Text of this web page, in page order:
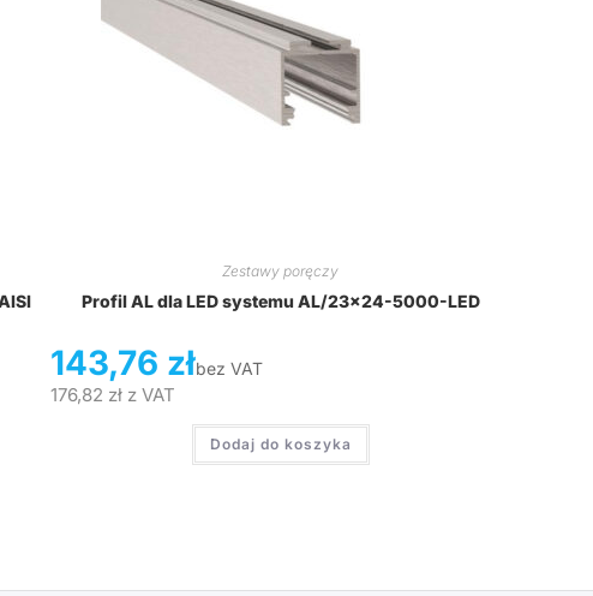
Zestawy poręczy
Profil AL dla LED systemu AL/23×24-5000-LED
143,76 złbez VAT
176,82 złz VAT
Dodaj do koszyka